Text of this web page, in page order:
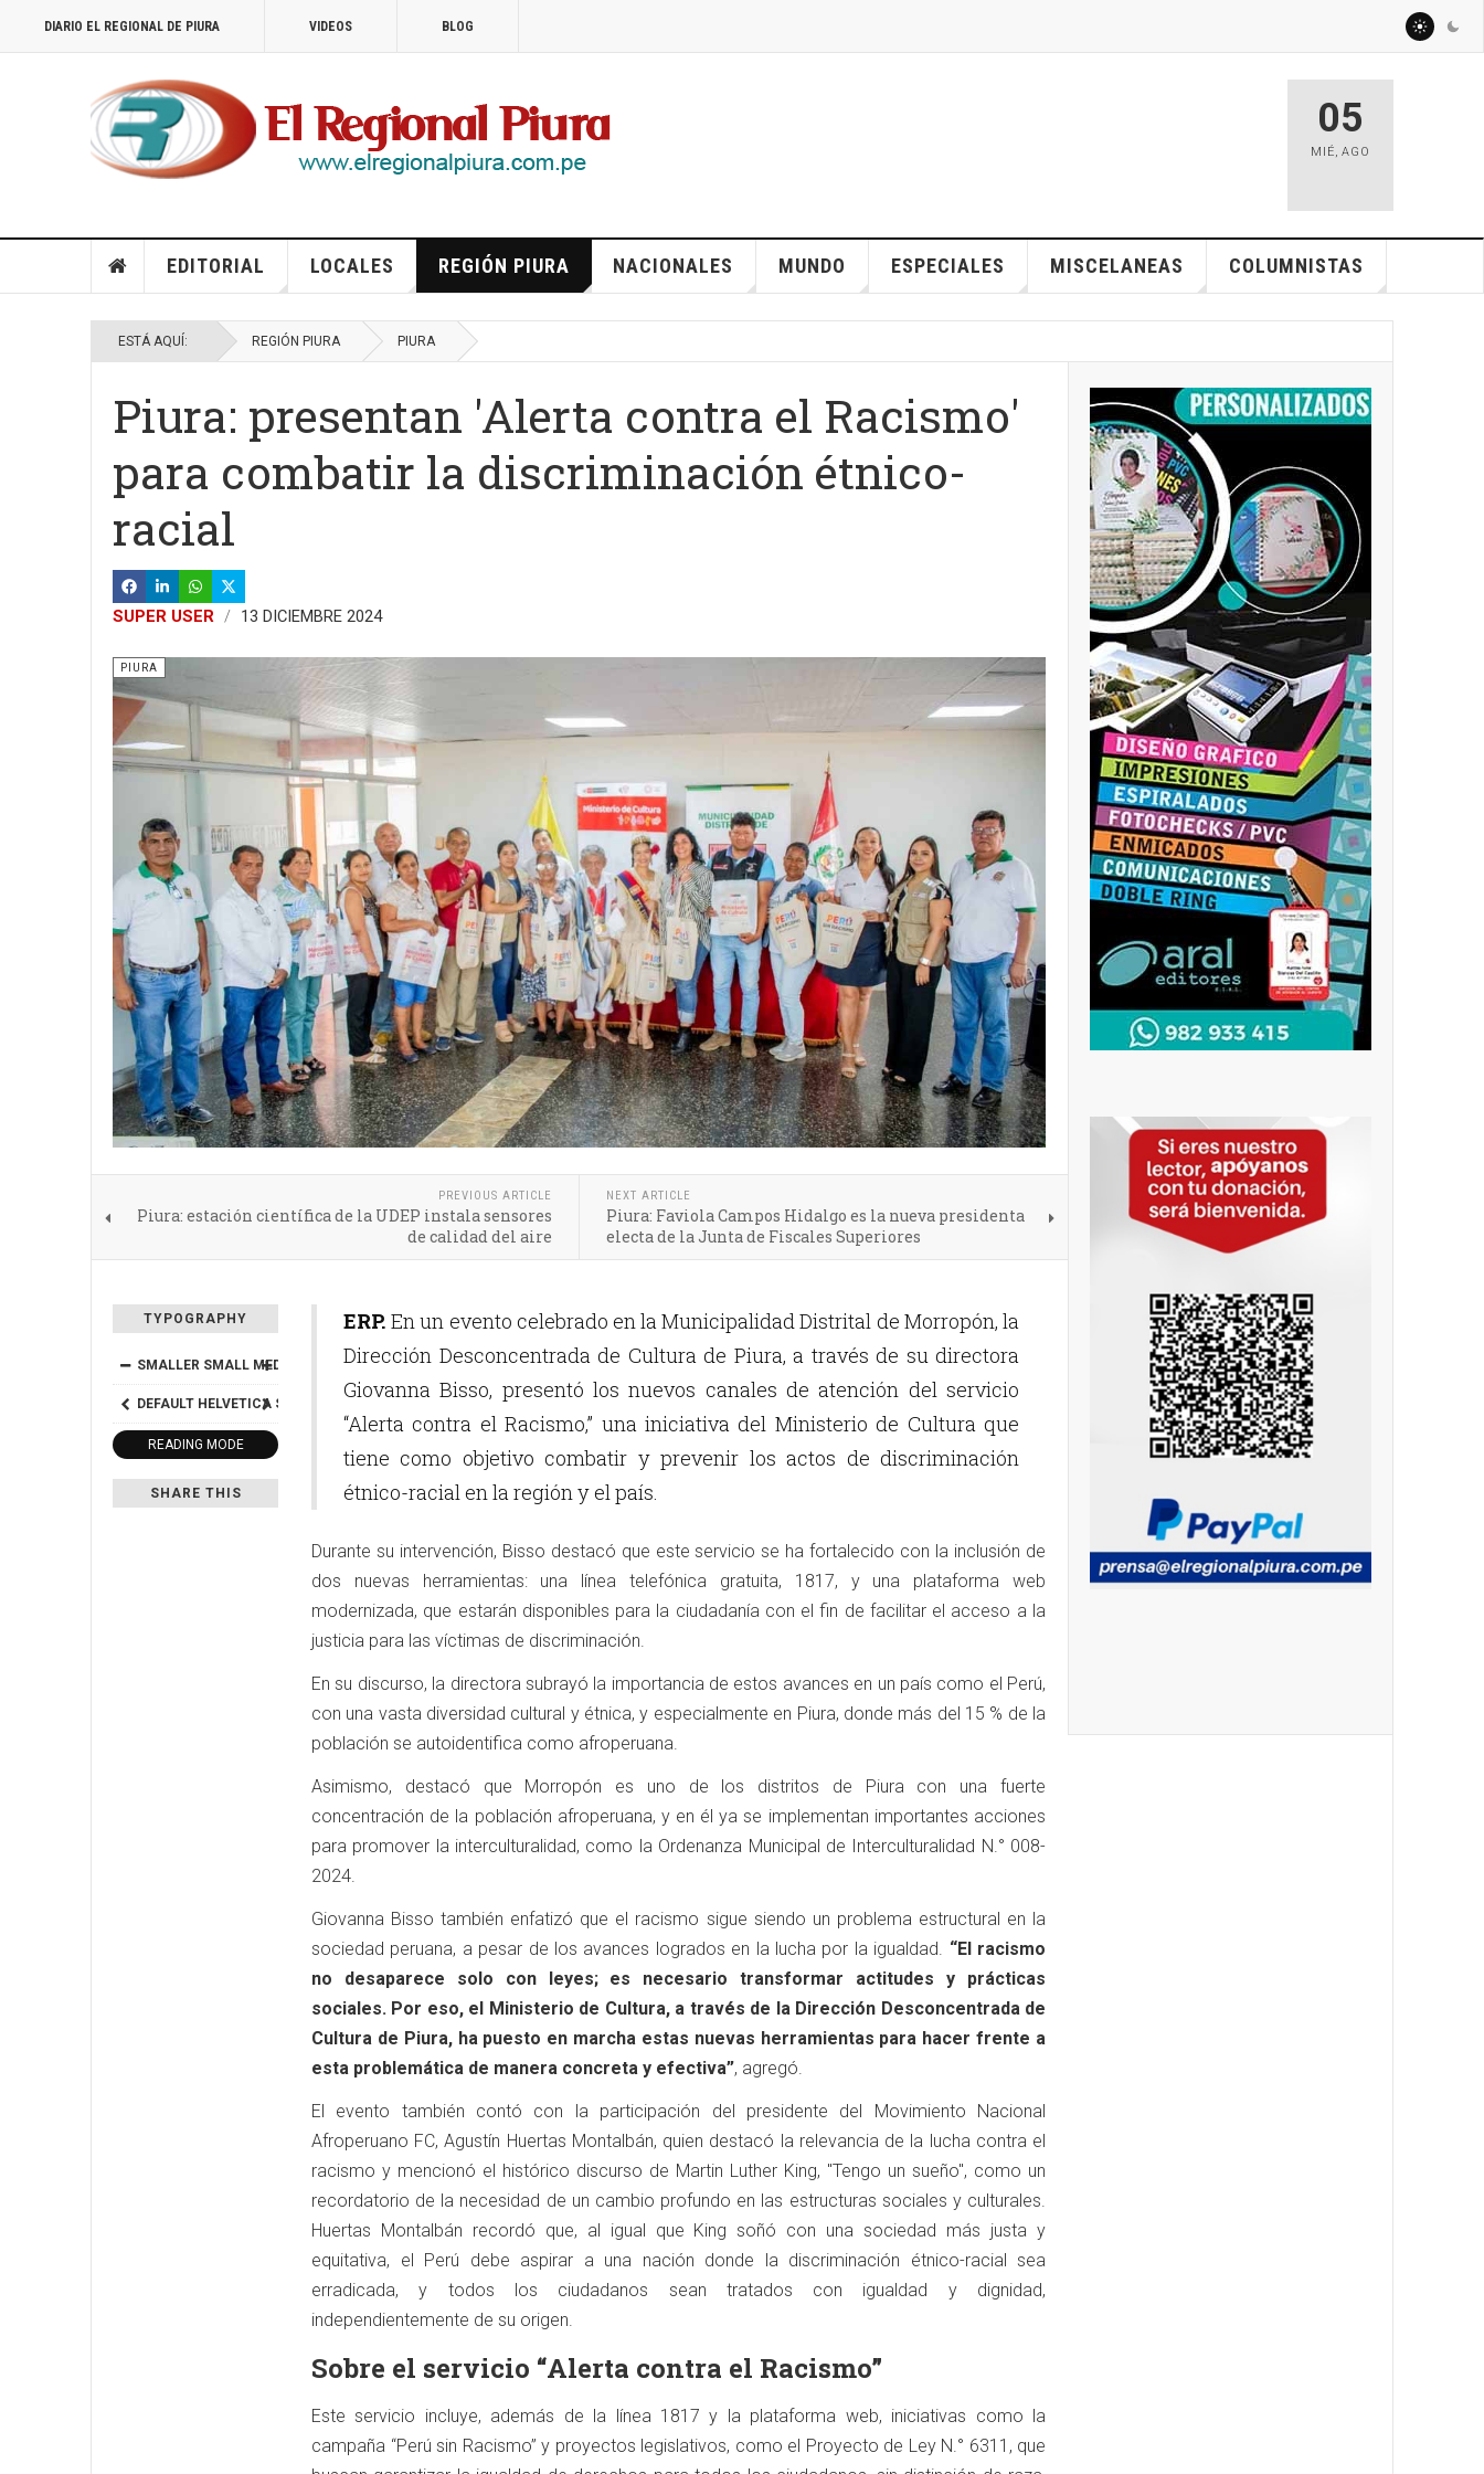
DIARIO EL REGIONAL DE PIURA VIDEOS BLOG
05
MIÉ, AGO
EDITORIAL LOCALES REGIÓN PIURA NACIONALES MUNDO ESPECIALES MISCELANEAS COLUMNISTAS
ESTÁ AQUÍ: REGIÓN PIURA PIURA
Piura: presentan 'Alerta contra el Racismo'
para combatir la discriminación étnico-
racial
SUPER USER 13 DICIEMBRE 2024
PIURA
PREVIOUS ARTICLE
Piura: estación científica de la UDEP instala sensores
de calidad del aire
NEXT ARTICLE
Piura: Faviola Campos Hidalgo es la nueva presidenta
electa de la Junta de Fiscales Superiores
TYPOGRAPHY
SMALLER SMALL MEDIUM BIGGER
DEFAULT HELVETICA SEGOE
READING MODE
SHARE THIS
ERP. En un evento celebrado en la Municipalidad Distrital de Morropón, la
Dirección Desconcentrada de Cultura de Piura, a través de su directora
Giovanna Bisso, presentó los nuevos canales de atención del servicio
“Alerta contra el Racismo,” una iniciativa del Ministerio de Cultura que
tiene como objetivo combatir y prevenir los actos de discriminación
étnico-racial en la región y el país.
Durante su intervención, Bisso destacó que este servicio se ha fortalecido con la inclusión de
dos nuevas herramientas: una línea telefónica gratuita, 1817, y una plataforma web
modernizada, que estarán disponibles para la ciudadanía con el fin de facilitar el acceso a la
justicia para las víctimas de discriminación.
En su discurso, la directora subrayó la importancia de estos avances en un país como el Perú,
con una vasta diversidad cultural y étnica, y especialmente en Piura, donde más del 15 % de la
población se autoidentifica como afroperuana.
Asimismo, destacó que Morropón es uno de los distritos de Piura con una fuerte
concentración de la población afroperuana, y en él ya se implementan importantes acciones
para promover la interculturalidad, como la Ordenanza Municipal de Interculturalidad N.° 008-
2024.
Giovanna Bisso también enfatizó que el racismo sigue siendo un problema estructural en la
sociedad peruana, a pesar de los avances logrados en la lucha por la igualdad. “El racismo
no desaparece solo con leyes; es necesario transformar actitudes y prácticas
sociales. Por eso, el Ministerio de Cultura, a través de la Dirección Desconcentrada de
Cultura de Piura, ha puesto en marcha estas nuevas herramientas para hacer frente a
esta problemática de manera concreta y efectiva”, agregó.
El evento también contó con la participación del presidente del Movimiento Nacional
Afroperuano FC, Agustín Huertas Montalbán, quien destacó la relevancia de la lucha contra el
racismo y mencionó el histórico discurso de Martin Luther King, "Tengo un sueño", como un
recordatorio de la necesidad de un cambio profundo en las estructuras sociales y culturales.
Huertas Montalbán recordó que, al igual que King soñó con una sociedad más justa y
equitativa, el Perú debe aspirar a una nación donde la discriminación étnico-racial sea
erradicada, y todos los ciudadanos sean tratados con igualdad y dignidad,
independientemente de su origen.
Sobre el servicio “Alerta contra el Racismo”
Este servicio incluye, además de la línea 1817 y la plataforma web, iniciativas como la
campaña “Perú sin Racismo” y proyectos legislativos, como el Proyecto de Ley N.° 6311, que